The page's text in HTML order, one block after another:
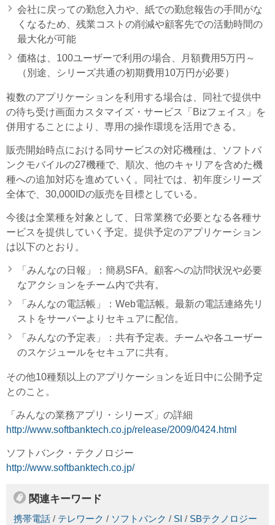
会社に戻っての勤怠入力や、紙での勤怠報告の手間がな
くなるため、残業コストの削減や顧客先での活動時間の
最大化が可能
価格は、100ユーザーで利用の場合、月額費用5万円～
（別途、シリーズ共通の初期費用10万円が必要）
複数のアプリケーションを利用する場合は、同社で提供中
の待ち受け画面カスタマイズ・サービス「Bizフェイス」を
併用することにより、専用の操作環境を活用できる。
販売開始時点における同サービスの対応機種は、ソフトバ
ンクモバイルの27機種で、順次、他のキャリアを含めた機
種への追加対応を進めていく。同社では、初年度シリーズ
全体で、30,000IDの販売を目標としている。
今後は全業種を対象として、日常業務で必要となる各種サ
ービスを提供していく予定。提供予定のアプリケーション
は以下のとおり。
「みんなの日報」：簡易SFA。顧客への訪問状況や必要
なアクションをチーム内で共有。
「みんなの電話帳」：Web電話帳。最新の電話連絡先リ
ストをサーバーよりセキュアに配信。
「みんなの予定表」：共有予定表。チームや各ユーザー
のスケジュールをセキュアに共有。
その他10種類以上のアプリケーションを近日中に公開予定
とのこと。
「みんなの業務アプリ・シリーズ」の詳細
http://www.softbanktech.co.jp/release/2009/0424.html
ソフトバンク・テクノロジー
http://www.softbanktech.co.jp/
関連キーワード
携帯電話 / テレワーク / ソフトバンク / SI / SBテクノロジー